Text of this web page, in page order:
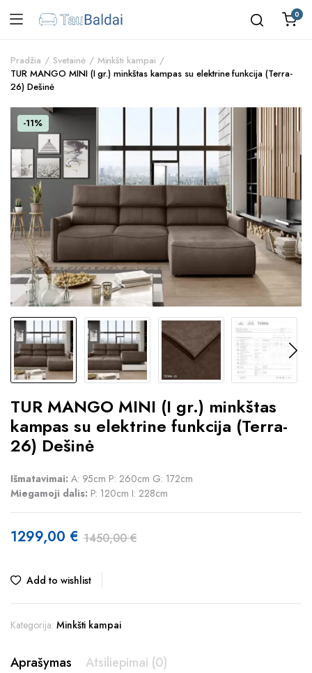
0
Pradžia Svetainė
Minkšti kampai
TUR MANGO MINI (I gr.) minkštas kampas su elektrine funkcija (Terra-
26) Dešinė
-11%
TUR MANGO MINI (I gr.) minkštas
kampas su elektrine funkcija (Terra-
26) Dešinė
Išmatavimai: A: 95cm P: 260cm G: 172cm
Miegamoji dalis: P: 120cm I: 228cm
1450,00€
price
was:
1450,00 €.
1299,00 €
price
is:
1299,00 €.
Add to wishlist
Kategorija: Minkšti kampai
Aprašymas Atsiliepimai (0)